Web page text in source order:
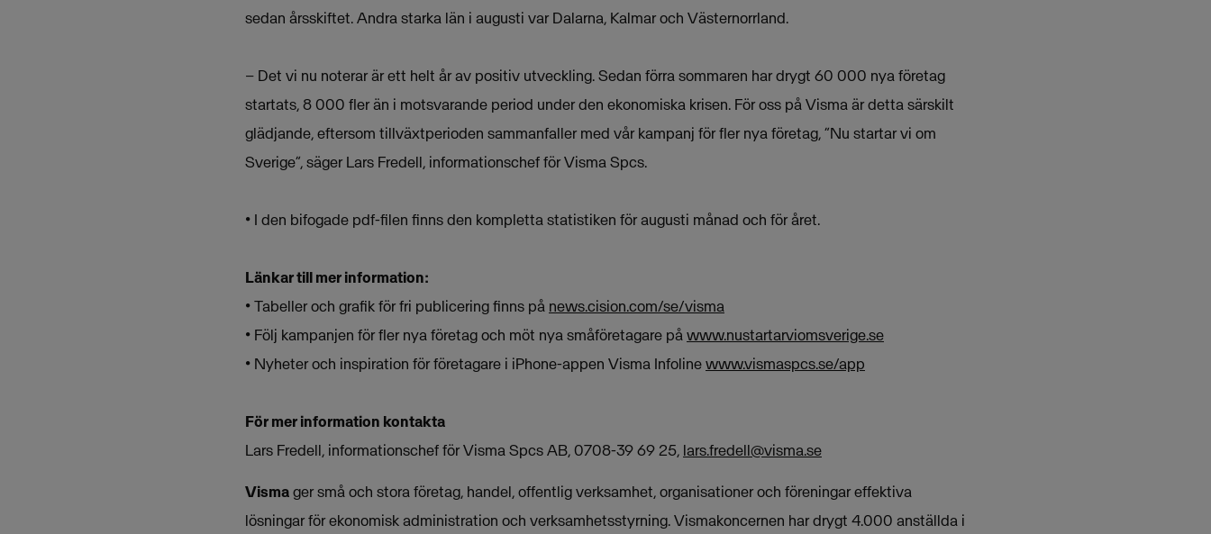
sedan årsskiftet. Andra starka län i augusti var Dalarna, Kalmar och Västernorrland.
– Det vi nu noterar är ett helt år av positiv utveckling. Sedan förra sommaren har drygt 60 000 nya företag
startats, 8 000 fler än i motsvarande period under den ekonomiska krisen. För oss på Visma är detta särskilt
glädjande, eftersom tillväxtperioden sammanfaller med vår kampanj för fler nya företag, ”Nu startar vi om
Sverige”, säger Lars Fredell, informationschef för Visma Spcs.
• I den bifogade pdf-filen finns den kompletta statistiken för augusti månad och för året.
Länkar till mer information:
• Tabeller och grafik för fri publicering finns på news.cision.com/se/visma
• Följ kampanjen för fler nya företag och möt nya småföretagare påwww.nustartarviomsverige.se
• Nyheter och inspiration för företagare i iPhone-appen Visma Infolinewww.vismaspcs.se/app
För mer information kontakta
Lars Fredell, informationschef för Visma Spcs AB, 0708-39 69 25, lars.fredell@visma.se
Vismager små och stora företag, handel, offentlig verksamhet, organisationer och föreningar effektiva
lösningar för ekonomisk administration och verksamhetsstyrning. Vismakoncernen har drygt 4.000 anställda i